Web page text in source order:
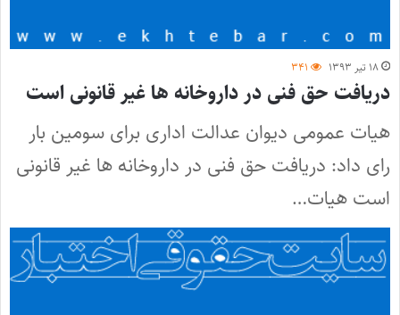
۱۸ تیر ۱۳۹۳ ۳۴۱
دریافت حق فنی در داروخانه ها غیر قانونی است
هیات عمومی دیوان عدالت اداری برای سومین بار
رای داد: دریافت حق فنی در داروخانه ها غیر قانونی
است هیات…